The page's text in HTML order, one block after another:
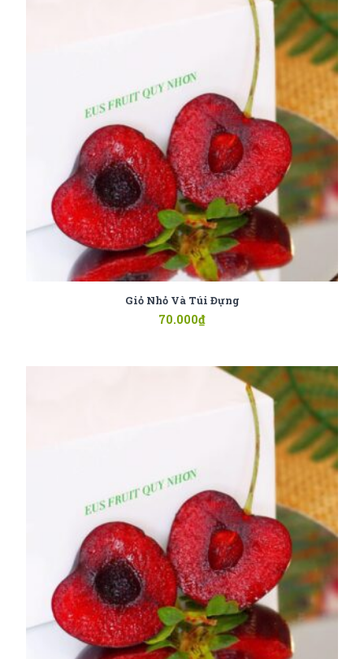
Giỏ Nhỏ Và Túi Đựng
70.000₫